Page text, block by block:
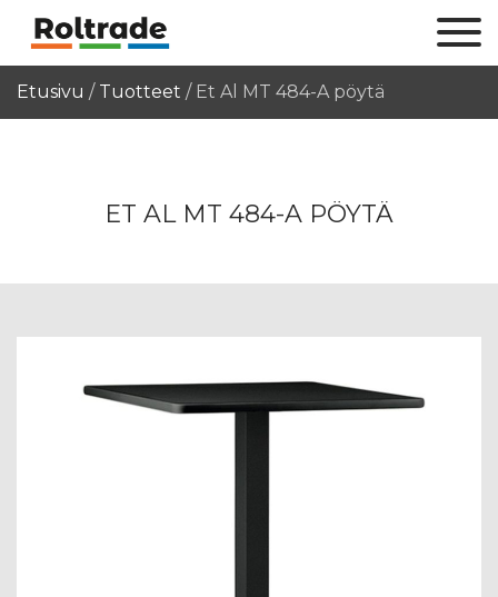
Etusivu / Tuotteet / Et Al MT 484-A pöytä
ET AL MT 484-A PÖYTÄ